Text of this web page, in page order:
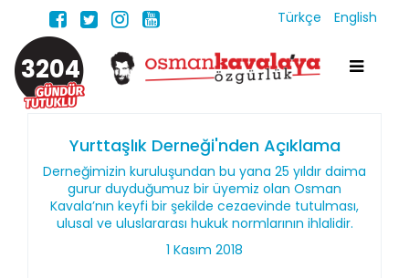
Türkçe English
3204
Yurttaşlık Derneği'nden Açıklama
Derneğimizin kuruluşundan bu yana 25 yıldır daima
gurur duyduğumuz bir üyemiz olan Osman
Kavala’nın keyfi bir şekilde cezaevinde tutulması,
ulusal ve uluslararası hukuk normlarının ihlalidir.
1 Kasım 2018